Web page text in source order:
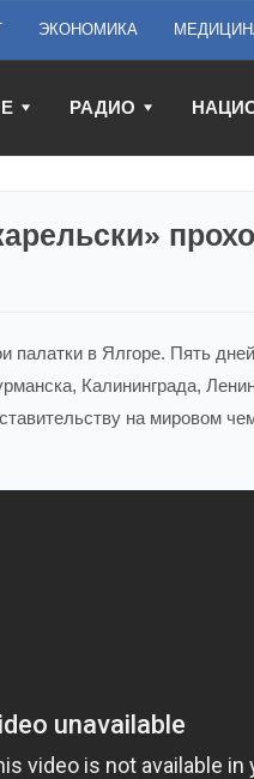
ЭКОНОМИКА
РАДИО
палатки в Ялгоре. Пять
Калининграда,
на мировом